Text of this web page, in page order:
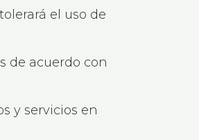
el uso de
de acuerdo con
y servicios en